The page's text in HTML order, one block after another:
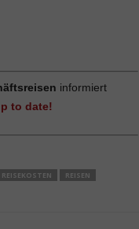
informiert
to date!
REISEKOSTEN
REISEN